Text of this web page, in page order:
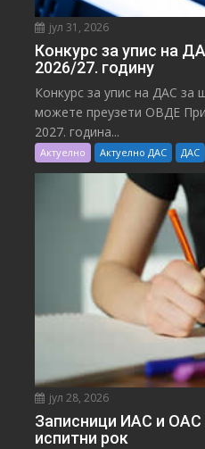
јул 31, 2026
Конкурс за упис на
2026/27. годину
Конкурс за упис на ДАС за
можете преузети ОВДЕ
2027. година...
Актуелно Актуелно ДАС ДАС
јул 28, 2026
Записници ИАС и ОАС
испитни рок